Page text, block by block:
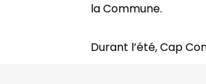
la Commune.
Durant l’été, Cap